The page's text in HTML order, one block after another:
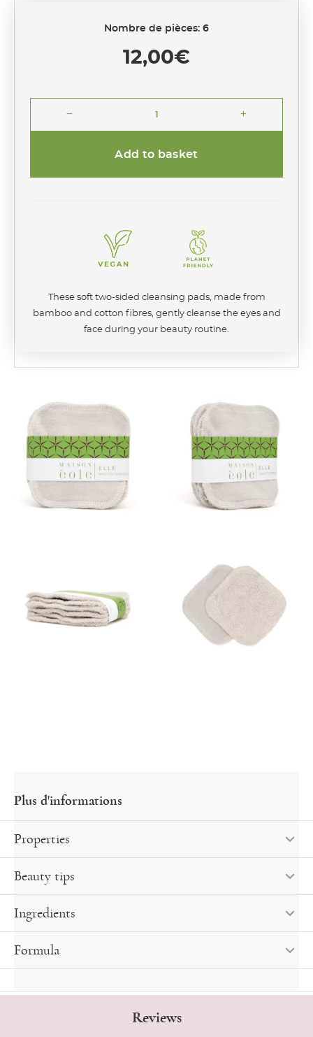
12,00€
These soft two-sided cleansing pads, made from
bamboo and cotton fibres, gently cleanse the eyes and
face during your beauty routine.
Nombre de pièces: 6
Pads
remove add
Add to basket
Properties
Beauty tips
Ingredients
Formula
Reviews